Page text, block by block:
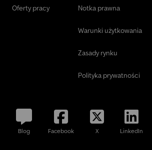
Oferty pracy Notka prawna
Warunki użytkowania
Zasady rynku
Polityka prywatności
Blog Facebook X LinkedIn